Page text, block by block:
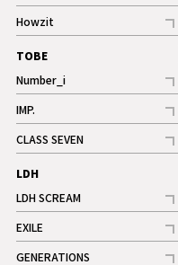
記事
Howzit
記事
TOBE
Number_i
記事
IMP.
記事
CLASS SEVEN
記事
LDH
LDH SCREAM
記事
EXILE
記事
GENERATIONS